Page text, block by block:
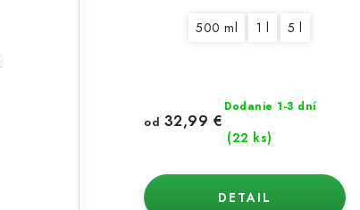
500 ml 1 l 5 l
Dodanie 1-3 dní
(22 ks)
od 32,99 €
DETAIL